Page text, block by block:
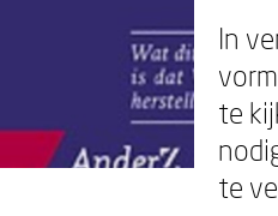
In
te
te